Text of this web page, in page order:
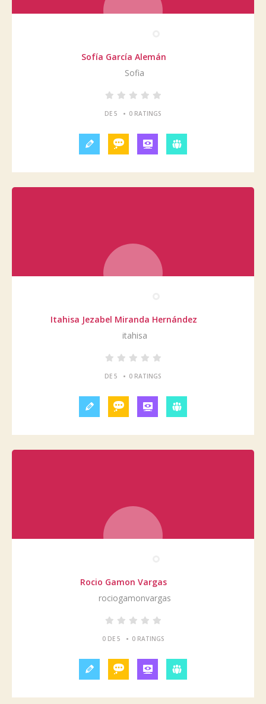
Sofía García Alemán
Sofia
DE 5 • 0 RATINGS
Itahisa Jezabel Miranda Hernández
itahisa
DE 5 • 0 RATINGS
Rocio Gamon Vargas
rociogamonvargas
0 DE 5 • 0 RATINGS